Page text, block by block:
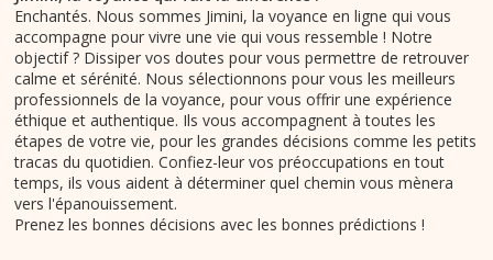
Enchantés. Nous sommes Jimini, la voyance en ligne qui vous
accompagne pour vivre une vie qui vous ressemble ! Notre
objectif ? Dissiper vos doutes pour vous permettre de retrouver
calme et sérénité. Nous sélectionnons pour vous les meilleurs
professionnels de la voyance, pour vous offrir une expérience
éthique et authentique. Ils vous accompagnent à toutes les
étapes de votre vie, pour les grandes décisions comme les petits
tracas du quotidien. Confiez-leur vos préoccupations en tout
temps, ils vous aident à déterminer quel chemin vous mènera
vers l'épanouissement.
Prenez les bonnes décisions avec les bonnes prédictions !